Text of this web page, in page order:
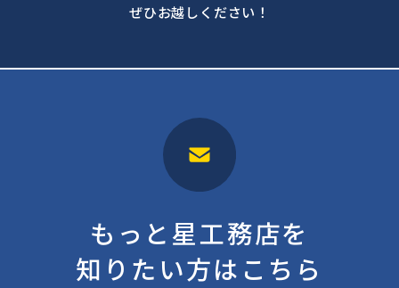
ぜひお越しください！
もっと星工務店を
知りたい方はこちら